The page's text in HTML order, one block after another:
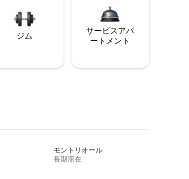
ジム
サービスアパ
ートメント
モントリオール
長期滞在